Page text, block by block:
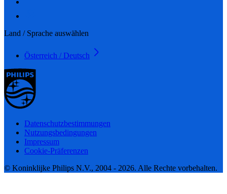
Land / Sprache auswählen
Österreich / Deutsch
Datenschutzbestimmungen
Nutzungsbedingungen
Impressum
Cookie-Präferenzen
© Koninklijke Philips N.V., 2004 - 2026. Alle Rechte vorbehalten.